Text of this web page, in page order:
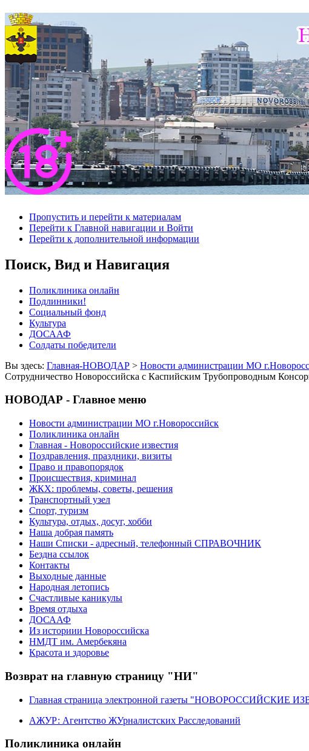
Пропустить и перейти к материалам
Перейти к Главной навигации и Войти
Перейти к дополнительной информации
Поиск, Вид и Навигация
Поликлиника онлайн
Подлинники!
Социальный фонд
Культура
ДОСААФ
Солдаты победители
Вы здесь: Главная-НОВОДАР > Новости администрации МО
Сотрудничество Новороссийска с Каспийским Трубопроводным
НОВОДАР - Главное меню
Новости администрации МО г.Новороссийск
Поликлиника онлайн
Главная - Новороссийские известия
Поздравления, праздники, визиты
Право и правопорядок
Происшествия, криминал
ЖКХ: проблемы, советы, решения
Транспортный узел
Спорт, туризм
Культура, отдых, досуг, хобби
Наша добрая память
Наши Списки - адресный, телефонный СПРАВОЧНИК
Бездна ссылок
Контакты
Выходные данные
Народная летопись
Счастливые каникулы
Время отдыха
ДОСААФ
Из историии Новороссийска
НМДТ им. Амербекяна
Красота и здоровье
Возврат на главную страницу "НИ"
Главная страница электронной газеты "НОВОРОССИЙСКИЕ
АЖУР: Агентство ЖУрналистских Расследований
Поликлиника онлайн